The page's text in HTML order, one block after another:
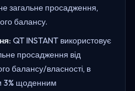
загальне просадження,
балансу.
QT INSTANT використовує
просадження від
балансу/власності, в
3% щоденним